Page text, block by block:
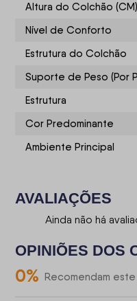
Altura do Colchão (CM)
Nível de Conforto
Estrutura do Colchão
Suporte de Peso (Por
Estrutura
Cor Predominante
Ambiente Principal
AVALIAÇÕES
Ainda não há
OPINIÕES DOS
0% Recomendam